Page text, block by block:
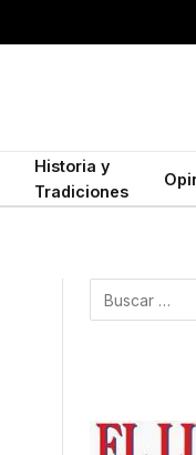
Historia y
Tradiciones